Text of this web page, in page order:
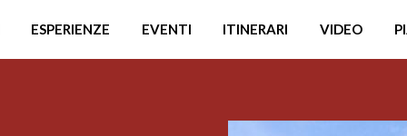
ESPERIENZE EVENTI ITINERARI VIDEO